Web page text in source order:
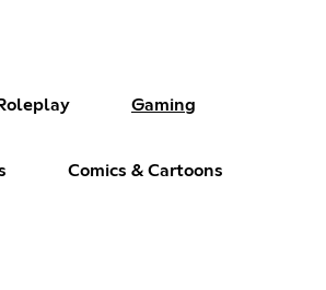
Roleplay Gaming
Comics & Cartoons